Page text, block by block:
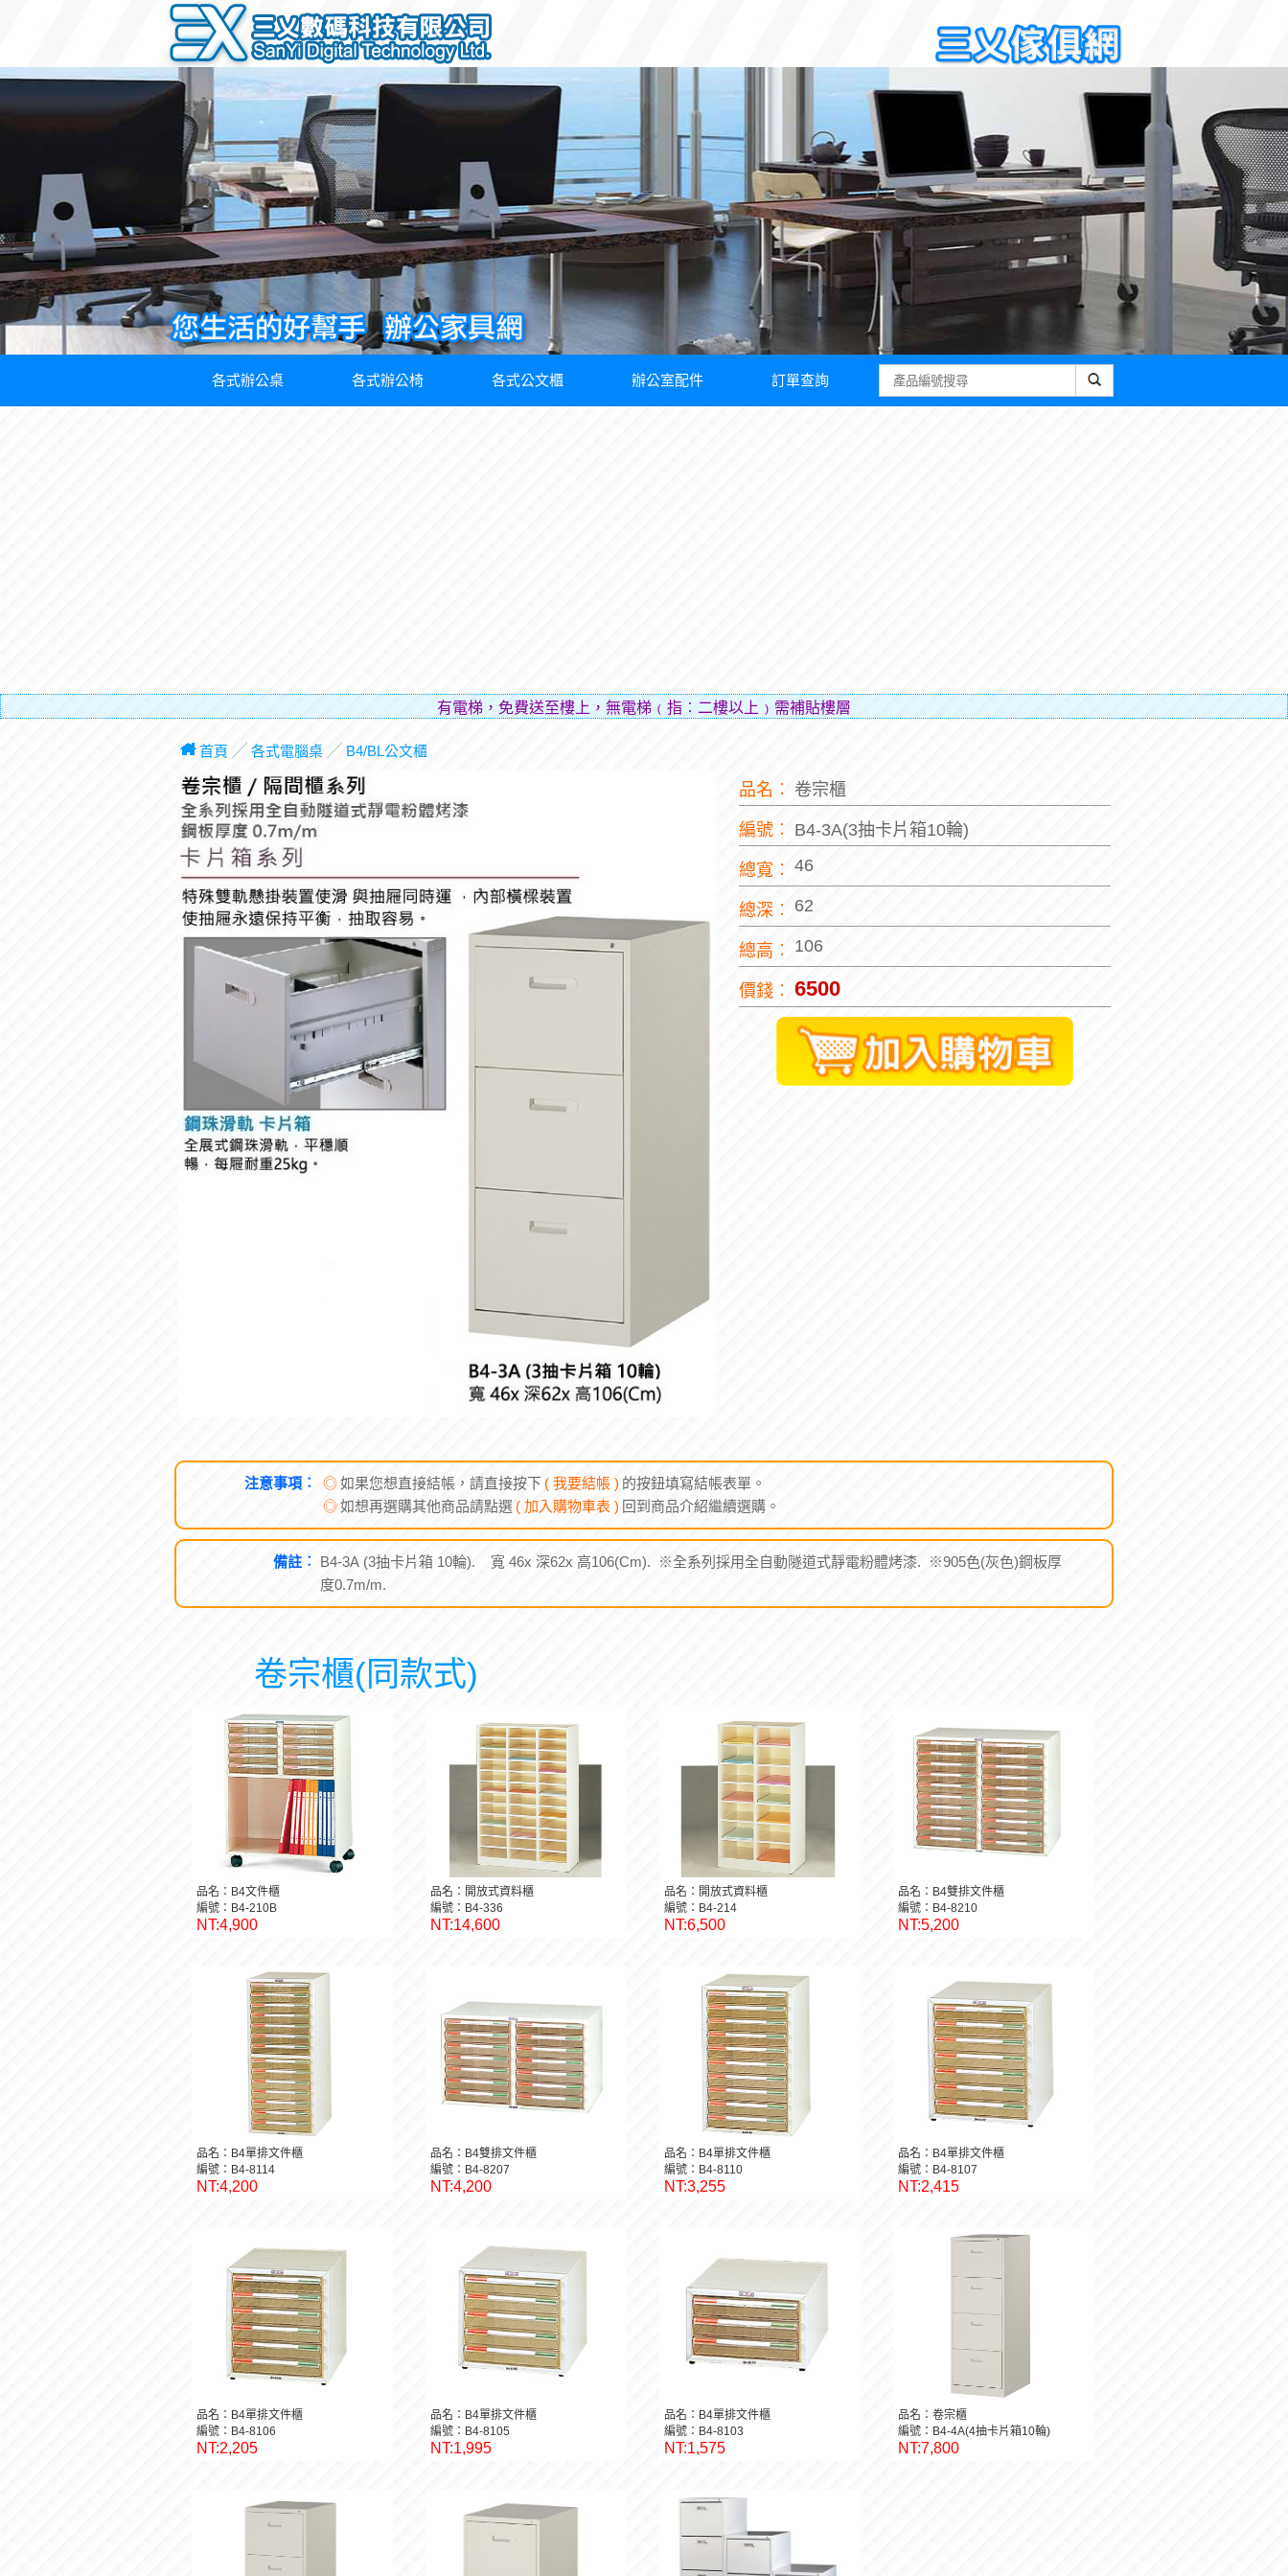
各式辦公桌 各式辦公椅 各式公文櫃 辦公室配件 訂單查詢
有電梯，免費送至樓上，無電梯﹙指︰二樓以上﹚需補貼樓層費用（貼補搬運人的辛
首頁 ╱ 各式電腦桌╱ B4/BL公文櫃
品名︰ 卷宗櫃
編號︰ B4-3A(3抽卡片箱10輪)
總寬︰ 46
總深︰ 62
總高︰ 106
價錢︰ 6500
注意事項︰ ◎如果您想直接結帳，請直接按下 ( 我要結帳 ) 的按鈕填寫結帳表單。
◎如想再選購其他商品請點選 ( 加入購物車表 ) 回到商品介紹繼續選購。
備註︰
B4-3A (3抽卡片箱 10輪). 寬 46x 深62x 高106(Cm). ※全系列採用全自動隧道式靜電粉體烤漆. ※905色(灰色)鋼板厚
度0.7m/m.
卷宗櫃(同款式)
品名：B4文件櫃
編號：B4-210B
NT:4,900
品名：開放式資料櫃
編號：B4-336
NT:14,600
品名：開放式資料櫃
編號：B4-214
NT:6,500
品名：B4雙排文件櫃
編號：B4-8210
NT:5,200
品名：B4單排文件櫃
編號：B4-8114
NT:4,200
品名：B4雙排文件櫃
編號：B4-8207
NT:4,200
品名：B4單排文件櫃
編號：B4-8110
NT:3,255
品名：B4單排文件櫃
編號：B4-8107
NT:2,415
品名：B4單排文件櫃
編號：B4-8106
NT:2,205
品名：B4單排文件櫃
編號：B4-8105
NT:1,995
品名：B4單排文件櫃
編號：B4-8103
NT:1,575
品名：卷宗櫃
編號：B4-4A(4抽卡片箱10輪)
NT:7,800